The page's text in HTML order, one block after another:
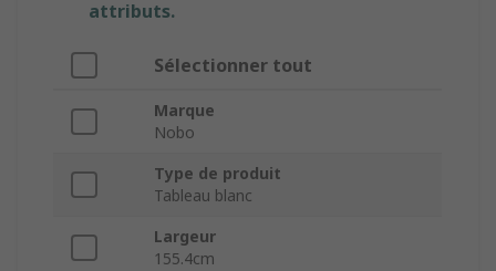
attributs.
Sélectionner tout
Marque
Nobo
Type de produit
Tableau blanc
Largeur
155.4cm